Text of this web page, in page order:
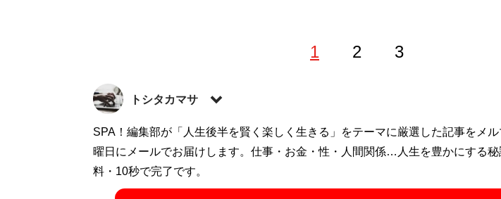
1 2 3
トシタカマサ
ビジネスや旅行、サブカルなど幅広いジャンルを扱うフリーライター。リサー
おり、大好物は一般男女のスカッと話やトンデモエピソード。4年前から東京と
中。
SPA！編集部が「人生後半を賢く楽しく生きる」をテーマに厳選した記事をメ
曜日にメールでお届けします。仕事・お金・性・人間関係…人生を豊かにする
料・10秒で完了です。